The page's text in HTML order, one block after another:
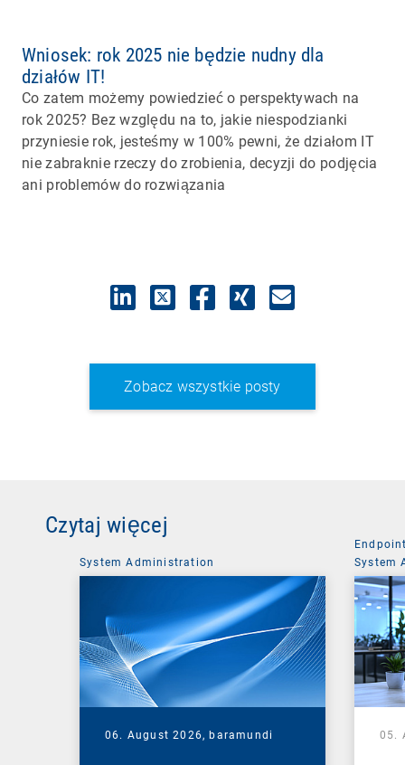
Wniosek: rok 2025 nie będzie nudny dla
działów IT!
Co zatem możemy powiedzieć o perspektywach na
rok 2025? Bez względu na to, jakie niespodzianki
przyniesie rok, jesteśmy w 100% pewni, że działom IT
nie zabraknie rzeczy do zrobienia, decyzji do podjęcia
ani problemów do rozwiązania
Zobacz wszystkie posty
Czytaj więcej
System Administration
06. August 2026,baramundi
System
05.